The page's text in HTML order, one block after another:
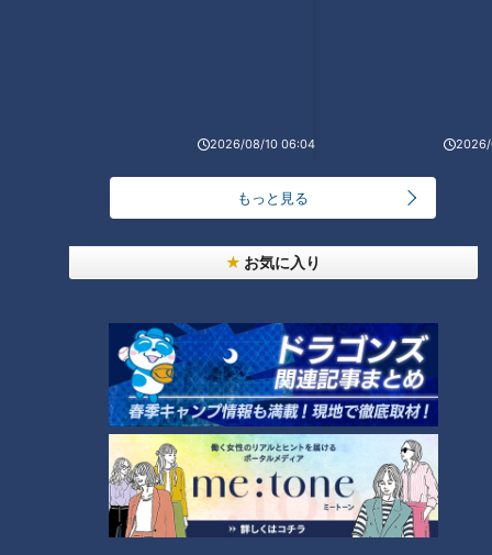
2026/08/10 06:04 2026/
もっと見る
お気に入り
フランス人は菓子店「シャトレ
ーゼ」の店名に顔を赤らめる？
【特集】ごみか資源か 住宅地に
巨大な山 業者は「油にリサイ
クルできる」【newsX】